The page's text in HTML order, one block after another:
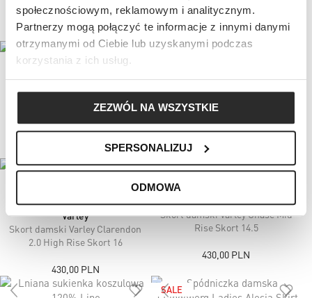
społecznościowym, reklamowym i analitycznym.
Partnerzy mogą połączyć te informacje z innymi danymi
otrzymanymi od Ciebie lub uzyskanymi podczas
korzystania z ich usług.
ZEZWÓL NA WSZYSTKIE
SPERSONALIZUJ
ODMOWA
1 080,00 PLN
Najniższa cena:1 200,00 PLN
1 200,00 PLN
625,00 PLN
Skort damski Varley Clarendon
2.0 High Rise Skort 16
Varley
Sukienka damska Varley Nico
Court Dress 32
735,00 PLN
Varley
Skort damski Varley Clarendon
2.0 High Rise Skort 16
430,00 PLN
Varley
Skort damski Varley Chase Mid
Rise Skort 14.5
430,00 PLN
SALE